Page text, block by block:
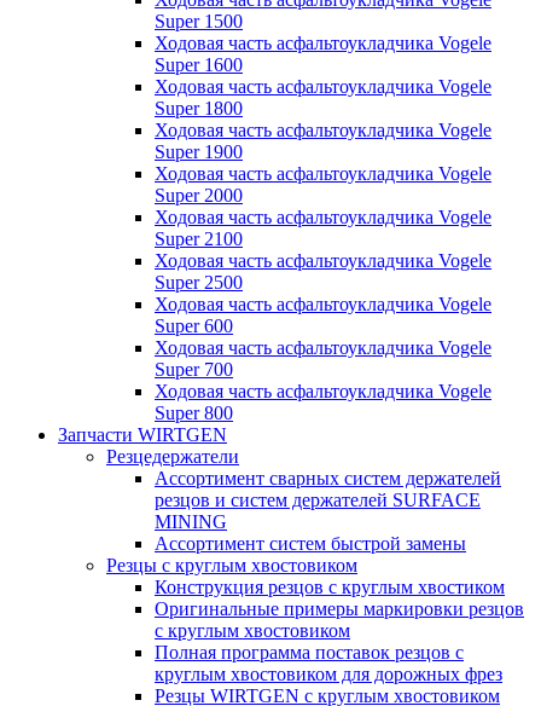
Super 1500
Ходовая часть асфальтоукладчика Vogele
Super 1600
Ходовая часть асфальтоукладчика Vogele
Super 1800
Ходовая часть асфальтоукладчика Vogele
Super 1900
Ходовая часть асфальтоукладчика Vogele
Super 2000
Ходовая часть асфальтоукладчика Vogele
Super 2100
Ходовая часть асфальтоукладчика Vogele
Super 2500
Ходовая часть асфальтоукладчика Vogele
Super 600
Ходовая часть асфальтоукладчика Vogele
Super 700
Ходовая часть асфальтоукладчика Vogele
Super 800
Запчасти WIRTGEN
Резцедержатели
Ассортимент сварных систем держателей
резцов и систем держателей SURFACE
MINING
Ассортимент систем быстрой замены
Резцы с круглым хвостовиком
Конструкция резцов с круглым хвостиком
Оригинальные примеры маркировки резцов
с круглым хвостовиком
Полная программа поставок резцов с
круглым хвостовиком для дорожных фрез
Резцы WIRTGEN с круглым хвостовиком